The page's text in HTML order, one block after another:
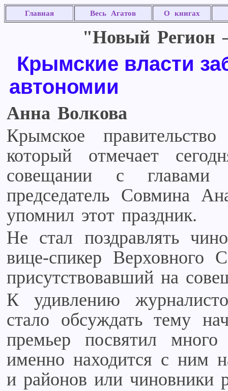
Главная Весь Агатов О книгах
"Новый Регион
Крымские власти
автономии
Анна Волкова
Крымское
который отмечает
совещании с
председатель Совмина
упомнил этот праздник.
Не стал поздравлять
вице-спикер Верховного
присутствовавший на
К удивлению
стало обсуждать тему
премьер посвятил
именно находится с ним
и районов или чиновники